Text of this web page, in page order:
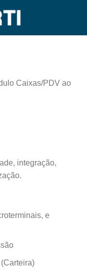
Caixas/PDV ao
integração,
e